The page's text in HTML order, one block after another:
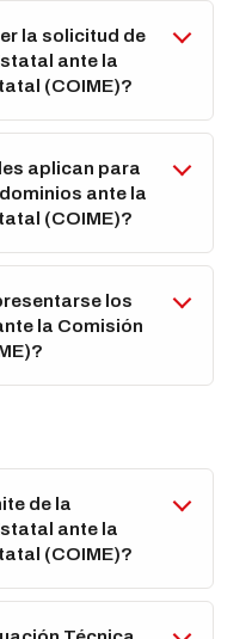
la solicitud de
ante la
(COIME)?
aplican para
ante la
(COIME)?
los
la Comisión
de la
ante la
(COIME)?